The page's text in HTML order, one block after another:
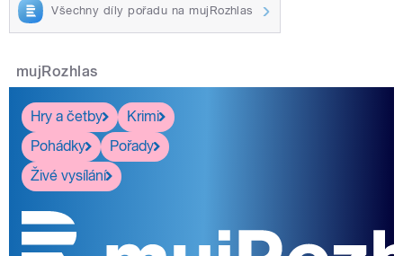
Všechny díly pořadu na mujRozhlas
mujRozhlas
Hry a četby
Krimi
Pohádky
Pořady
Živé vysílání